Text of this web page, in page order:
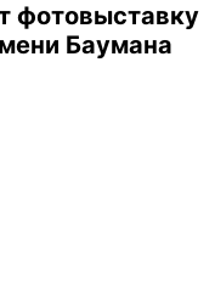
фотовыставку
Баумана